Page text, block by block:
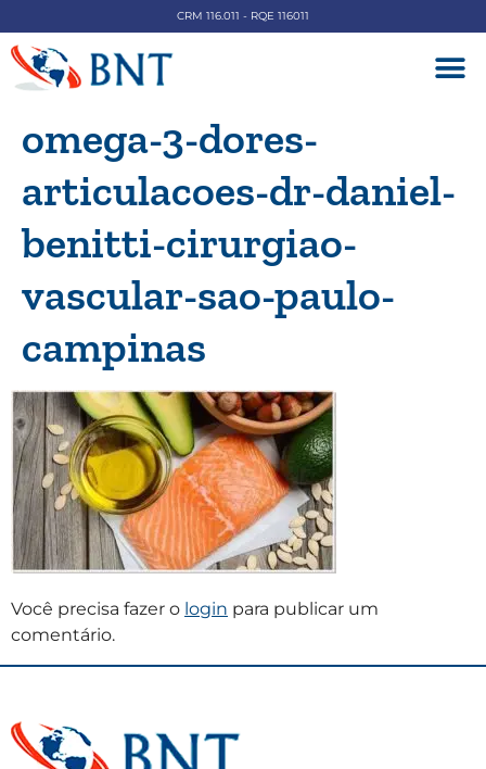
CRM 116.011 - RQE 116011
omega-3-dores-
articulacoes-dr-daniel-
benitti-cirurgiao-
vascular-sao-paulo-
campinas
Você precisa fazer o login para publicar um
comentário.